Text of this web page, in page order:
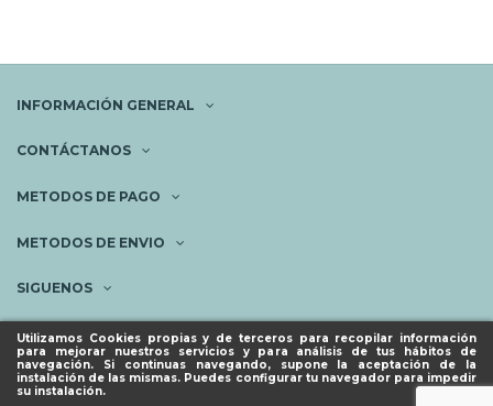
Utilizamos Cookies propias y de terceros para recopilar información
para mejorar nuestros servicios y para análisis de tus hábitos de
navegación. Si continuas navegando, supone la aceptación de la
instalación de las mismas. Puedes configurar tu navegador para impedir
su instalación.
INFORMACIÓN GENERAL
CONTÁCTANOS
METODOS DE PAGO
METODOS DE ENVIO
SIGUENOS
NEWSLETTER